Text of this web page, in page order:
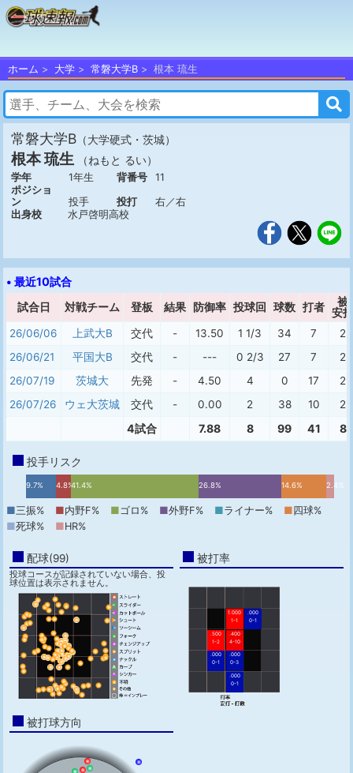
ホーム 大学 常磐大学B 根本 琉生
常磐大学B （大学硬式・茨城）
根本 琉生 （ねもと るい）
学年 1年生 背番号
11
ポジショ
ン
投手 投打
右／右
出身校
水戸啓明高校
• 最近10試合
試合日 対戦チーム 登板 結果 防御率 投球回 球数 打者
被
安打
26/06/06
上武大B 交代 - 13.50 1 1/3 34 7
2
26/06/21
平国大B 交代 - --- 0 2/3 27 7
2
26/07/19
茨城大 先発 - 4.50 4 0 17
2
26/07/26
ウェ大 茨城 交代 - 0.00 2 38 10 2
4試合 7.88 8 99 41 8
投手リスク
9.7% 4.8%41.4% 26.8% 14.6% 2.4%
■三振% ■内野F% ■ゴロ% ■外野F% ■ライナー% ■ 四球%
■死球% ■HR%
配球(99)
投球コースが記録されていない場合、投
球位置は表示されません。
被打率
1.000
1-1
.000
0-1
.500
1-2
.400
4-10
.000
0-1
.000
0-3
.000
0-1
被打球方向